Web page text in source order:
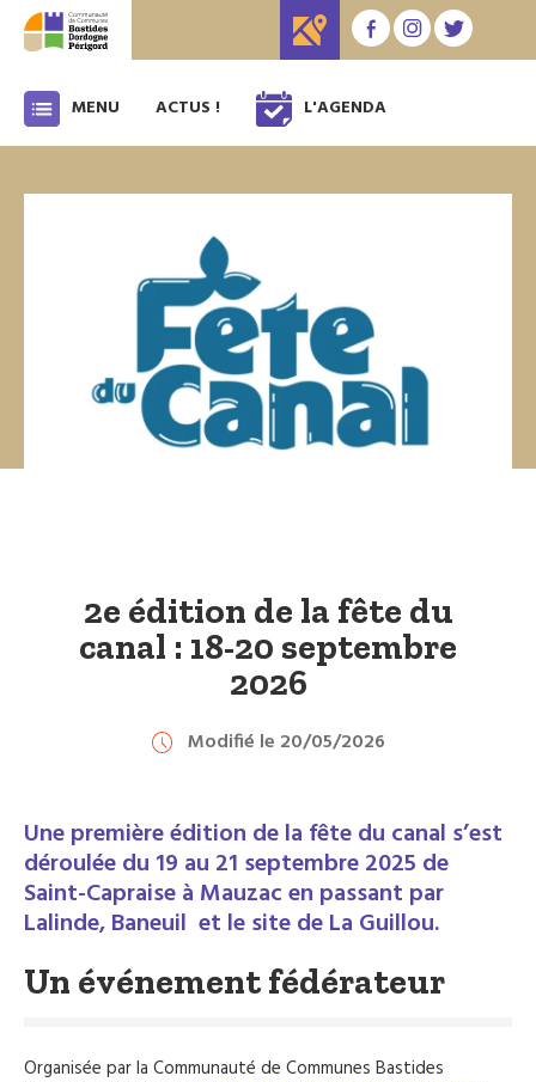
MENU ACTUS ! L'AGENDA
2e édition de la fête du
canal : 18-20 septembre
2026
Modifié le 20/05/2026
Une première édition de la fête du canal s’est
déroulée du 19 au 21 septembre 2025 de
Saint-Capraise à Mauzac en passant par
Lalinde, Baneuil et le site de La Guillou.
Un événement fédérateur
Organisée par la Communauté de Communes Bastides